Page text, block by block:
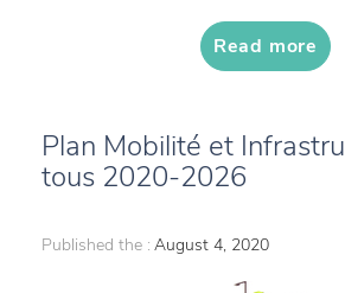
Read more
Plan Mobilité et
tous 2020-2026
Published the : August 4, 2020